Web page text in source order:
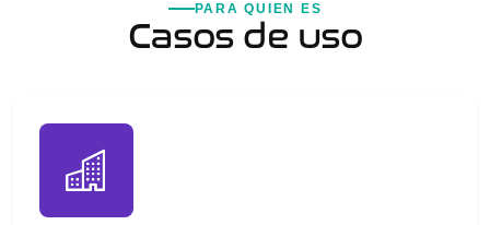
PARA QUIEN ES
Casos de uso